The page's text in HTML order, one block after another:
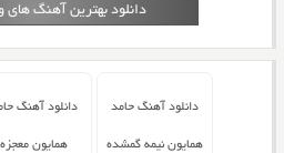
دانلود بهترین آهنگ های
دانلود آهنگ حامد
همایون نیمه گمشده
دانلود آهنگ
همایون معجزه